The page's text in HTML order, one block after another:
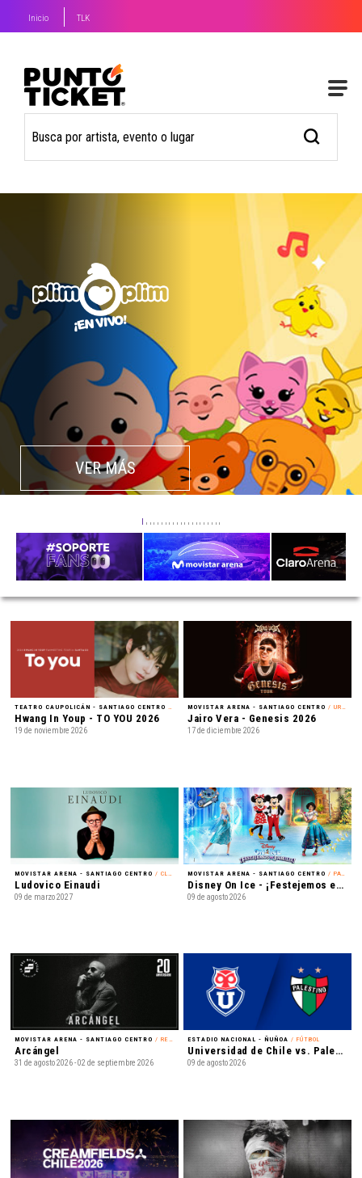
Inicio TLK
VER MÁS
TEATRO CAUPOLICÁN - SANTIAGO CENTRO
Hwang In Youp - TO YOU 2026
19 de noviembre 2026
MOVISTAR ARENA - SANTIAGO CENTRO / URBANO
Jairo Vera - Genesis 2026
17 de diciembre 2026
MOVISTAR ARENA - SANTIAGO CENTRO / CLÁSICA
Ludovico Einaudi
09 de marzo 2027
MOVISTAR ARENA - SANTIAGO CENTRO / PATINAJE EN HIELO
Disney On Ice - ¡Festejemos en Familia!
09 de agosto 2026
MOVISTAR ARENA - SANTIAGO CENTRO / REGGAETÓN
Arcángel
31 de agosto 2026 - 02 de septiembre 2026
ESTADIO NACIONAL - ÑUÑOA / FÚTBOL
Universidad de Chile vs. Palestino - Liga de Primera Mercado Libre - Fecha 18
09 de agosto 2026